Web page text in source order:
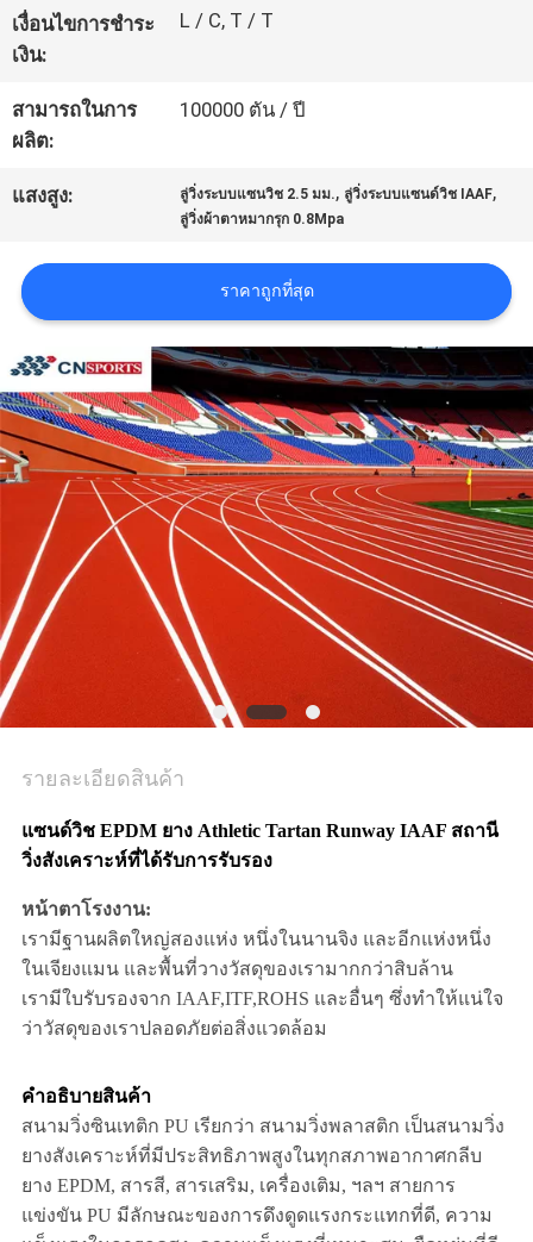
คุณภาพ
ติดต่อ
ขอ
ใบ
เสนอ
ราคา
แผนผัง
เว็บไซต์
PRIVACY
POLICY
เงื่อนไขการชำระ
เงิน:
L / C, T / T
สามารถในการ
ผลิต:
100000 ตัน / ปี
แสงสูง: ลู่วิ่งระบบแซนวิช 2.5 มม., ลู่วิ่งระบบแซนด์วิช IAAF,
ลู่วิ่งผ้าตาหมากรุก 0.8Mpa
ราคาถูกที่สุด
รายละเอียดสินค้า
แซนด์วิช EPDM ยาง Athletic Tartan Runway IAAF สถานี
วิ่งสังเคราะห์ที่ได้รับการรับรอง
หน้าตาโรงงาน:
เรามีฐานผลิตใหญ่สองแห่ง หนึ่งในนานจิง และอีกแห่งหนึ่ง
ในเจียงแมน และพื้นที่วางวัสดุของเรามากกว่าสิบล้าน
เรามีใบรับรองจาก IAAF,ITF,ROHS และอื่นๆ ซึ่งทําให้แน่ใจ
ว่าวัสดุของเราปลอดภัยต่อสิ่งแวดล้อม
คําอธิบายสินค้า
สนามวิ่งซินเทติก PU เรียกว่า สนามวิ่งพลาสติก เป็นสนามวิ่ง
ยางสังเคราะห์ที่มีประสิทธิภาพสูงในทุกสภาพอากาศกลีบ
ยาง EPDM, สารสี, สารเสริม, เครื่องเติม, ฯลฯ สายการ
แข่งขัน PU มีลักษณะของการดึงดูดแรงกระแทกที่ดี, ความ